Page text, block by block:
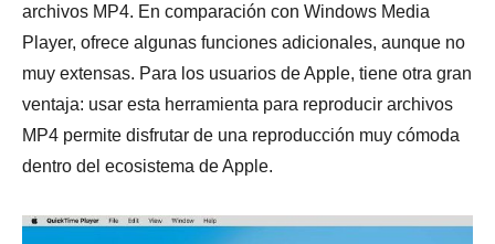
archivos MP4. En comparación con Windows Media
Player, ofrece algunas funciones adicionales, aunque no
muy extensas. Para los usuarios de Apple, tiene otra gran
ventaja: usar esta herramienta para reproducir archivos
MP4 permite disfrutar de una reproducción muy cómoda
dentro del ecosistema de Apple.